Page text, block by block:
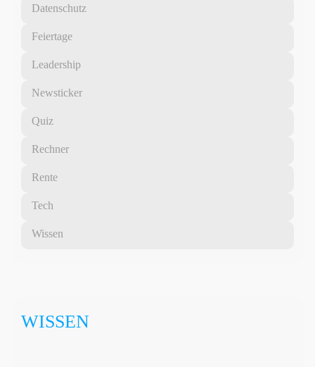
Datenschutz
Feiertage
Leadership
Newsticker
Quiz
Rechner
Rente
Tech
Wissen
WISSEN